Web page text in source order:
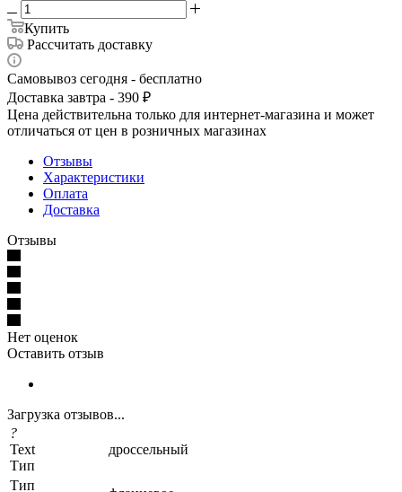
Купить
Рассчитать доставку
Самовывоз сегодня - бесплатно
Доставка завтра - 390 ₽
Цена действительна только для интернет-магазина и может
отличаться от цен в розничных магазинах
Отзывы
Характеристики
Оплата
Доставка
Отзывы
Нет оценок
Оставить отзыв
Загрузка отзывов...
?
Text
Тип
дроссельный
Тип